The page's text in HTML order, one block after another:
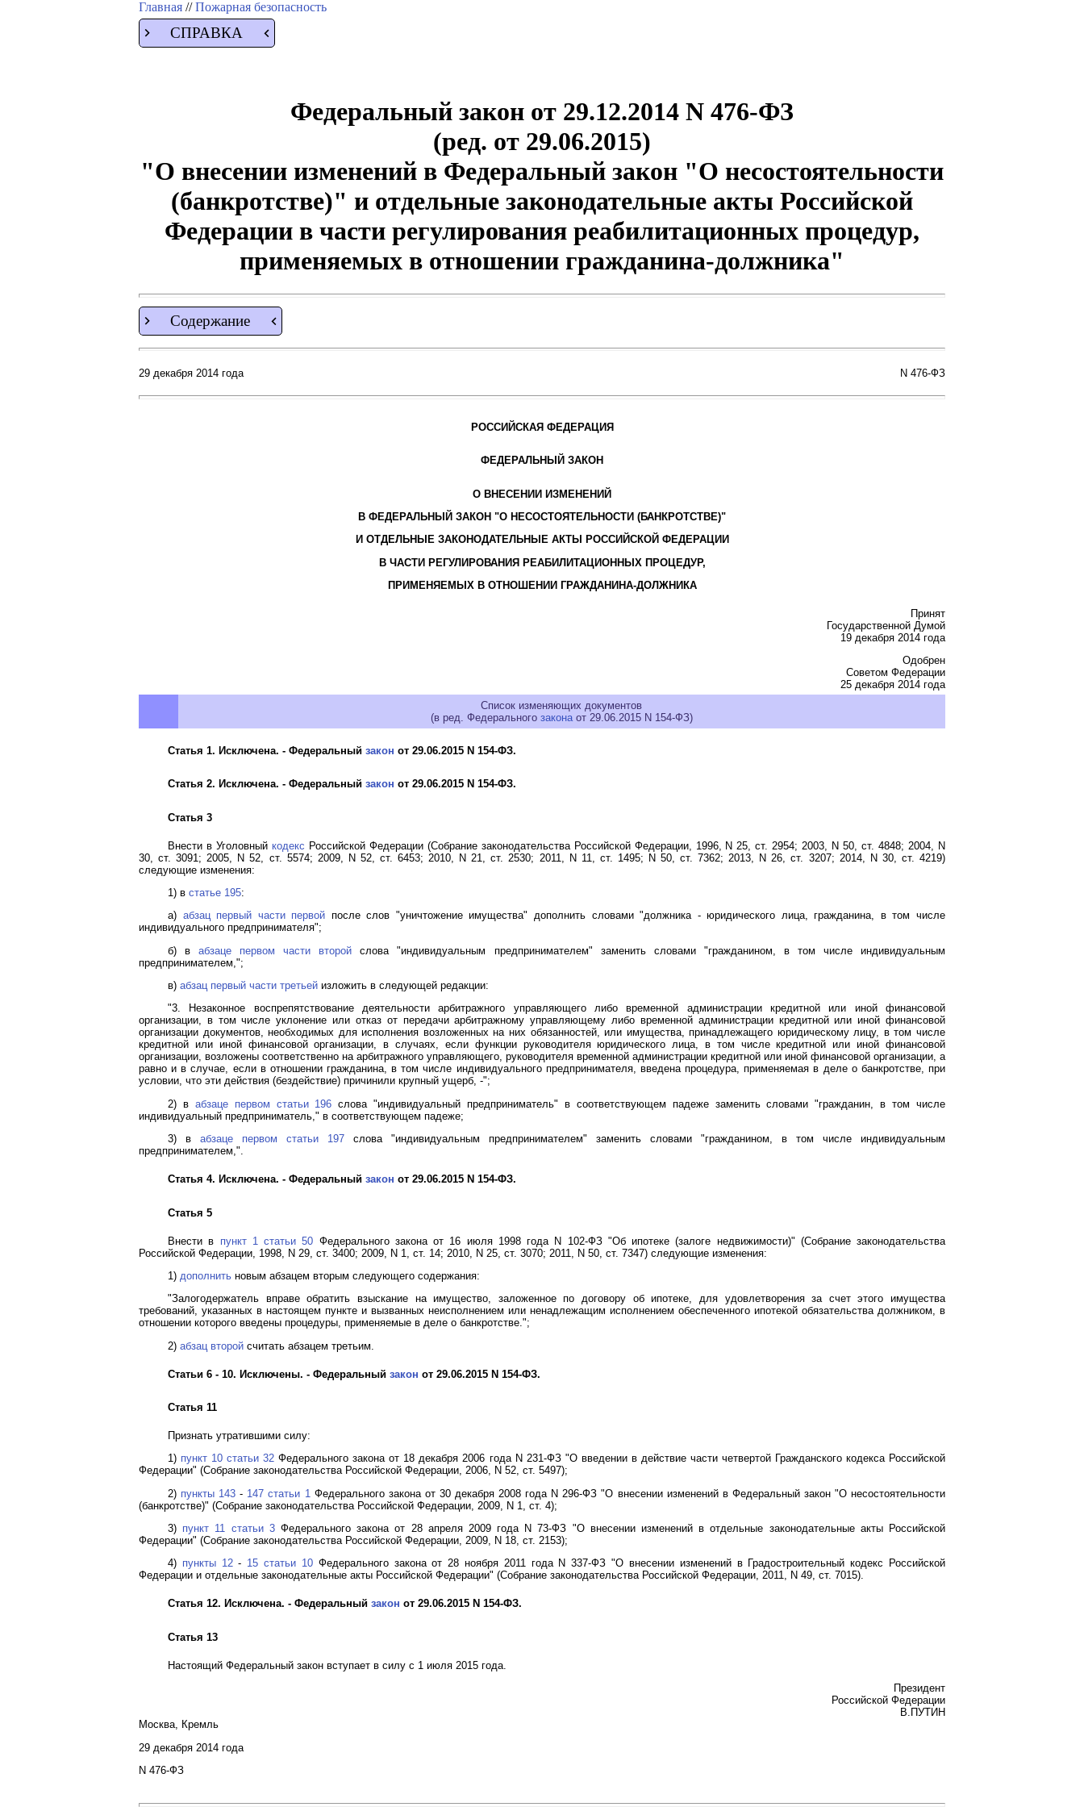
Главная //Пожарная безопасность
СПРАВКА
Федеральный закон от 29.12.2014 N 476-ФЗ
(ред. от 29.06.2015)
"О внесении изменений в Федеральный закон "О несостоятельности
(банкротстве)" и отдельные законодательные акты Российской
Федерации в части регулирования реабилитационных процедур,
применяемых в отношении гражданина-должника"
Содержание
29 декабря 2014 года N 476-ФЗ
РОССИЙСКАЯ ФЕДЕРАЦИЯ
ФЕДЕРАЛЬНЫЙ ЗАКОН
О ВНЕСЕНИИ ИЗМЕНЕНИЙ
В ФЕДЕРАЛЬНЫЙ ЗАКОН "О НЕСОСТОЯТЕЛЬНОСТИ (БАНКРОТСТВЕ)"
И ОТДЕЛЬНЫЕ ЗАКОНОДАТЕЛЬНЫЕ АКТЫ РОССИЙСКОЙ ФЕДЕРАЦИИ
В ЧАСТИ РЕГУЛИРОВАНИЯ РЕАБИЛИТАЦИОННЫХ ПРОЦЕДУР,
ПРИМЕНЯЕМЫХ В ОТНОШЕНИИ ГРАЖДАНИНА-ДОЛЖНИКА
Принят
Государственной Думой
19 декабря 2014 года
Одобрен
Советом Федерации
25 декабря 2014 года
Список изменяющих документов
(в ред. Федерального законаот 29.06.2015 N 154-ФЗ)
Статья 1. Исключена. - Федеральный закон от 29.06.2015 N 154-ФЗ.
Статья 2. Исключена. - Федеральный закон от 29.06.2015 N 154-ФЗ.
Статья 3
Внести в Уголовный кодекс Российской Федерации (Собрание законодательства Российской Федерации, 1996, N 25, ст. 2954; 2003, N 50, ст. 4848; 2004, N
30, ст. 3091; 2005, N 52, ст. 5574; 2009, N 52, ст. 6453; 2010, N 21, ст. 2530; 2011, N 11, ст. 1495; N 50, ст. 7362; 2013, N 26, ст. 3207; 2014, N 30, ст. 4219)
следующие изменения:
1) в статье 195:
а) абзац первый части первой после слов "уничтожение имущества" дополнить словами "должника - юридического лица, гражданина, в том числе
индивидуального предпринимателя";
б) вабзаце первом части второй слова "индивидуальным предпринимателем" заменить словами "гражданином, в том числе индивидуальным
предпринимателем,";
в) абзац первый части третьей изложить в следующей редакции:
"3. Незаконное воспрепятствование деятельности арбитражного управляющего либо временной администрации кредитной или иной финансовой
организации, в том числе уклонение или отказ от передачи арбитражному управляющему либо временной администрации кредитной или иной финансовой
организации документов, необходимых для исполнения возложенных на них обязанностей, или имущества, принадлежащего юридическому лицу, в том числе
кредитной или иной финансовой организации, в случаях, если функции руководителя юридического лица, в том числе кредитной или иной финансовой
организации, возложены соответственно на арбитражного управляющего, руководителя временной администрации кредитной или иной финансовой организации, а
равно и в случае, если в отношении гражданина, в том числе индивидуального предпринимателя, введена процедура, применяемая в деле о банкротстве, при
условии, что эти действия (бездействие) причинили крупный ущерб, -";
2) в абзаце первом статьи 196 слова "индивидуальный предприниматель" в соответствующем падеже заменить словами "гражданин, в том числе
индивидуальный предприниматель," в соответствующем падеже;
3) в абзаце первом статьи 197 слова "индивидуальным предпринимателем" заменить словами "гражданином, в том числе индивидуальным
предпринимателем,".
Статья 4. Исключена. - Федеральный закон от 29.06.2015 N 154-ФЗ.
Статья 5
Внести в пункт 1 статьи 50 Федерального закона от 16 июля 1998 года N 102-ФЗ "Об ипотеке (залоге недвижимости)" (Собрание законодательства
Российской Федерации, 1998, N 29, ст. 3400; 2009, N 1, ст. 14; 2010, N 25, ст. 3070; 2011, N 50, ст. 7347) следующие изменения:
1) дополнить новым абзацем вторым следующего содержания:
"Залогодержатель вправе обратить взыскание на имущество, заложенное по договору об ипотеке, для удовлетворения за счет этого имущества
требований, указанных в настоящем пункте и вызванных неисполнением или ненадлежащим исполнением обеспеченного ипотекой обязательства должником, в
отношении которого введены процедуры, применяемые в деле о банкротстве.";
2) абзац второй считать абзацем третьим.
Статьи 6 - 10. Исключены. - Федеральный закон от 29.06.2015 N 154-ФЗ.
Статья 11
Признать утратившими силу:
1) пункт 10 статьи 32 Федерального закона от 18 декабря 2006 года N 231-ФЗ "О введении в действие части четвертой Гражданского кодекса Российской
Федерации" (Собрание законодательства Российской Федерации, 2006, N 52, ст. 5497);
2) пункты 143 - 147 статьи 1 Федерального закона от 30 декабря 2008 года N 296-ФЗ "О внесении изменений в Федеральный закон "О несостоятельности
(банкротстве)" (Собрание законодательства Российской Федерации, 2009, N 1, ст. 4);
3) пункт 11 статьи 3Федерального закона от 28 апреля 2009 года N 73-ФЗ "О внесении изменений в отдельные законодательные акты Российской
Федерации" (Собрание законодательства Российской Федерации, 2009, N 18, ст. 2153);
4) пункты 12- 15 статьи 10Федерального закона от 28 ноября 2011 года N 337-ФЗ "О внесении изменений в Градостроительный кодекс Российской
Федерации и отдельные законодательные акты Российской Федерации" (Собрание законодательства Российской Федерации, 2011, N 49, ст. 7015).
Статья 12. Исключена. - Федеральный закон от 29.06.2015 N 154-ФЗ.
Статья 13
Настоящий Федеральный закон вступает в силу с 1 июля 2015 года.
Президент
Российской Федерации
В.ПУТИН
Москва, Кремль
29 декабря 2014 года
N 476-ФЗ